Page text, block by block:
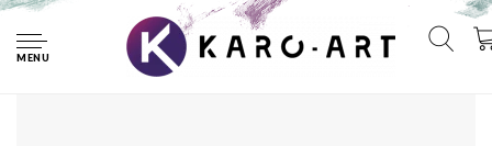
MENU
Fotobehang -Bloemen met kristallen in wit, premium print
vliesbehang